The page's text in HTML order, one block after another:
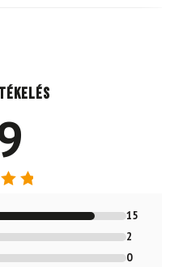
15
2
0